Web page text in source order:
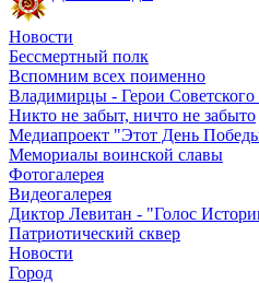
Новости
Бессмертный полк
Вспомним всех поименно
Владимирцы - Герои
Никто не забыт, ничто не забыто
Медиапроект "Этот День
Мемориалы воинской славы
Фотогалерея
Видеогалерея
Диктор Левитан - "Голос
Патриотический сквер
Новости
Город